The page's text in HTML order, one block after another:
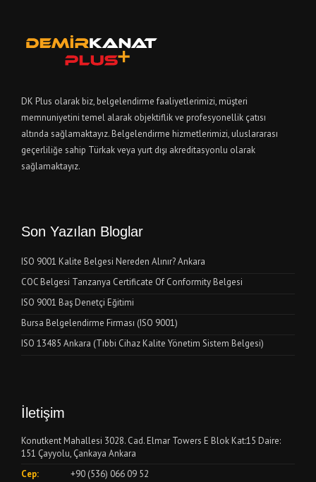
DK Plus olarak biz, belgelendirme faaliyetlerimizi, müşteri
memnuniyetini temel alarak objektiflik ve profesyonellik çatısı
altında sağlamaktayız. Belgelendirme hizmetlerimizi, uluslararası
geçerliliğe sahip Türkak veya yurt dışı akreditasyonlu olarak
sağlamaktayız.
Son Yazılan Bloglar
ISO 9001 Kalite Belgesi Nereden Alınır? Ankara
COC Belgesi Tanzanya Certificate Of Conformity Belgesi
ISO 9001 Baş Denetçi Eğitimi
Bursa Belgelendirme Firması (ISO 9001)
ISO 13485 Ankara (Tıbbi Cihaz Kalite Yönetim Sistem Belgesi)
İletişim
Konutkent Mahallesi 3028. Cad. Elmar Towers E Blok Kat:15 Daire:
151 Çayyolu, Çankaya Ankara
Cep:
+90 (536) 066 09 52